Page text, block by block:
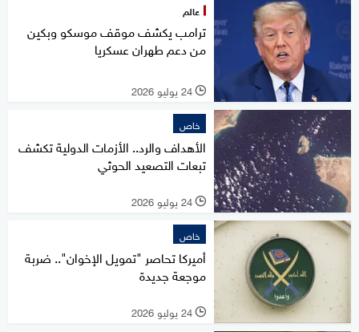
عالم
ترامب يكشف موقف موسكو وبكين
من دعم طهران عسكريا
l 24 يوليو 2026
خاص
الأهداف والرد.. الأزمات الدولية تكشف
تبعات التصعيد الحوثي
l 24 يوليو 2026
خاص
أميركا تحاصر "تمويل الإخوان".. ضربة
موجعة جديدة
l 24 يوليو 2026